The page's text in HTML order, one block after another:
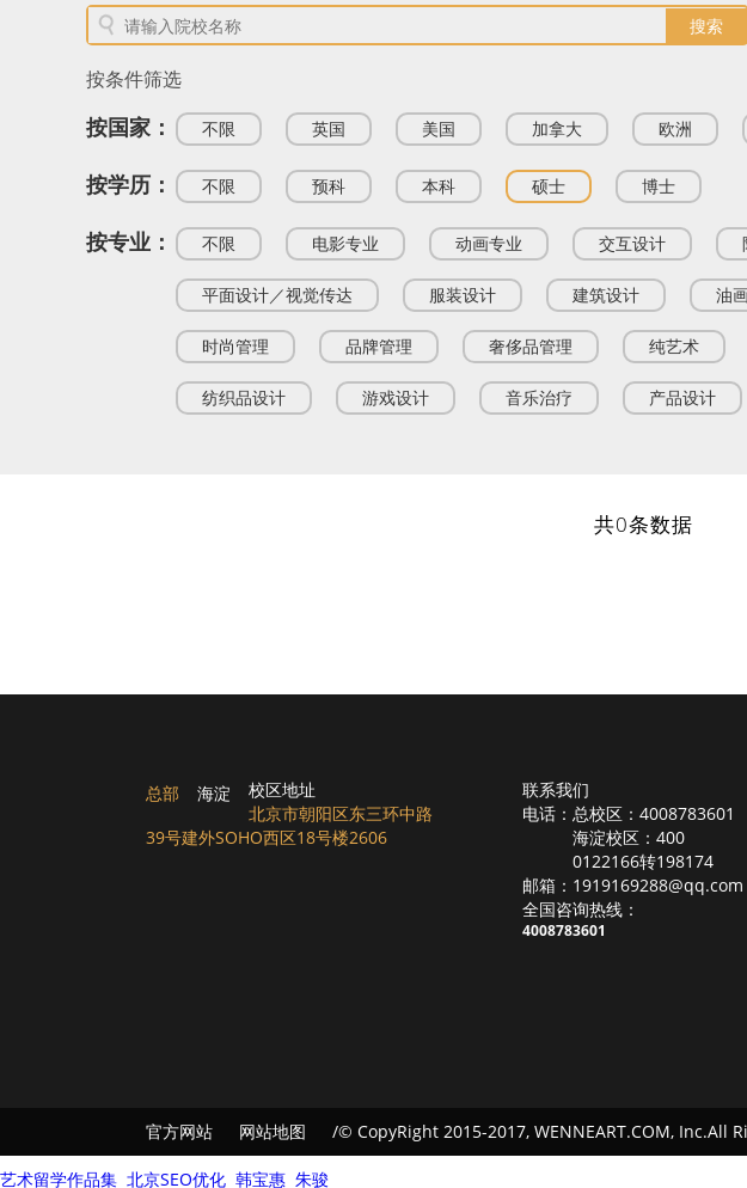
按条件筛选
按国家： 不限 英国 美国 加拿大 欧洲
按学历： 不限 预科 本科 硕士 博士
按专业： 不限 电影专业 动画专业 交互设计
平面设计／视觉传达 服装设计 建筑设计 油
时尚管理 品牌管理 奢侈品管理 纯艺术
纺织品设计 游戏设计 音乐治疗 产品设计
共0条数据
校区地址
总部
海淀
北京市朝阳区东三环中路
39号建外SOHO西区18号楼2606
联系我们
电话：总校区：4008783601
海淀校区：400
0122166转198174
邮箱：1919169288@qq.com
全国咨询热线：
4008783601
官方网站 网站地图 /© CopyRight 2015-2017, WENNEART.COM, Inc.All
艺术留学作品集 北京SEO优化 韩宝惠 朱骏